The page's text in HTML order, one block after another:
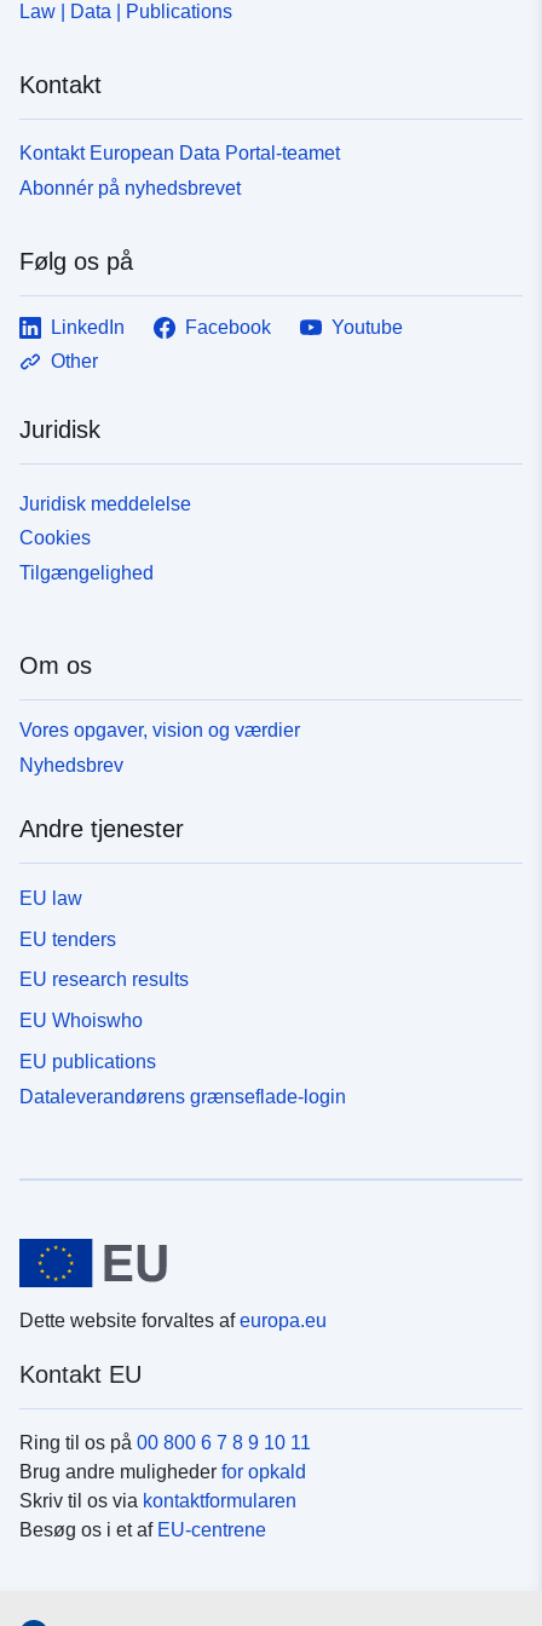
uriRef:
Law | Data | Publications
Kontakt
Kontakt European Data Portal-teamet
Abonnér på nyhedsbrevet
Følg os på
LinkedIn Facebook
Youtube
Other
Juridisk
Juridisk meddelelse
Cookies
Tilgængelighed
Om os
Vores opgaver, vision og værdier
Nyhedsbrev
Andre tjenester
EU law
EU tenders
EU research results
EU Whoiswho
EU publications
Dataleverandørens grænseflade-login
Dette website forvaltes afeuropa.eu
Kontakt EU
Ring til os på 00 800 6 7 8 9 10 11
Brug andre muligheder for opkald
Skriv til os via kontaktformularen
Besøg os i et af EU-centrene